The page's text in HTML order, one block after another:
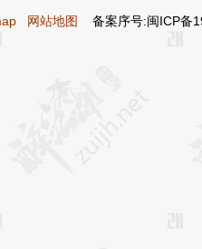
网站地图 备案序号:闽ICP备